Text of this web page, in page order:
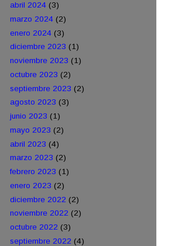
abril 2024 (3)
marzo 2024 (2)
enero 2024 (3)
diciembre 2023 (1)
noviembre 2023 (1)
octubre 2023 (2)
septiembre 2023 (2)
agosto 2023 (3)
junio 2023 (1)
mayo 2023 (2)
abril 2023 (4)
marzo 2023 (2)
febrero 2023 (1)
enero 2023 (2)
diciembre 2022 (2)
noviembre 2022 (2)
octubre 2022 (3)
septiembre 2022 (4)